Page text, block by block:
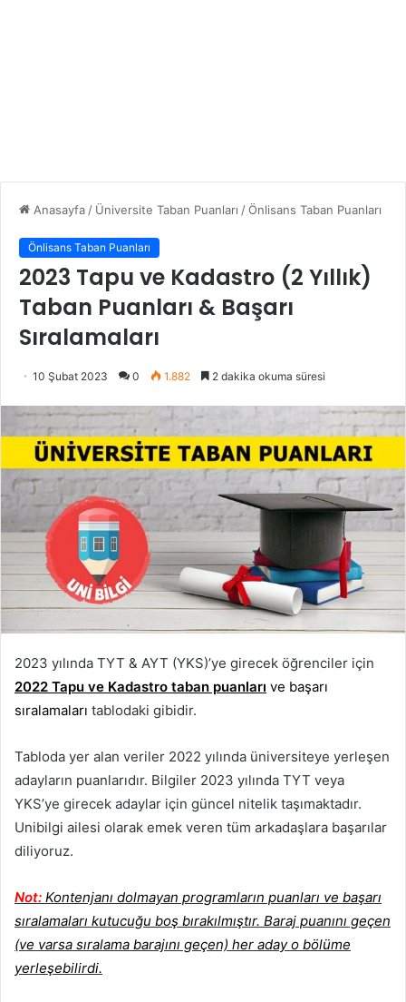
Anasayfa / Üniversite Taban Puanları /Önlisans Taban Puanları
Önlisans Taban Puanları
2023 Tapu ve Kadastro (2 Yıllık)
Taban Puanları & Başarı
Sıralamaları
10 Şubat 2023 0 1.882 2 dakika okuma süresi
2023 yılında TYT & AYT (YKS)’ye girecek öğrenciler için
2022 Tapu ve Kadastro taban puanları ve başarı
sıralamaları tablodaki gibidir.
Tabloda yer alan veriler 2022 yılında üniversiteye yerleşen
adayların puanlarıdır. Bilgiler 2023 yılında TYT veya
YKS’ye girecek adaylar için güncel nitelik taşımaktadır.
Unibilgi ailesi olarak emek veren tüm arkadaşlara başarılar
diliyoruz.
Not: Kontenjanı dolmayan programların puanları ve başarı
sıralamaları kutucuğu boş bırakılmıştır. Baraj puanını geçen
(ve varsa sıralama barajını geçen) her aday o bölüme
yerleşebilirdi.